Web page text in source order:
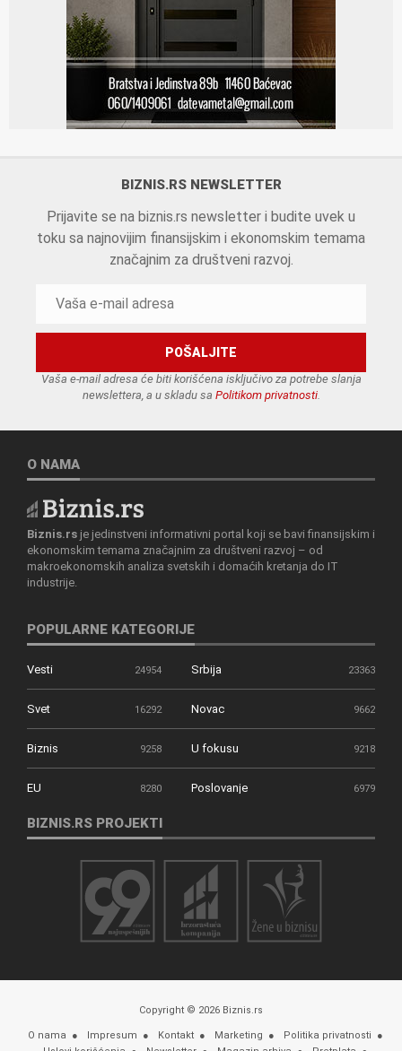
BIZNIS.RS NEWSLETTER
Prijavite se na biznis.rs newsletter i budite uvek u
toku sa najnovijim finansijskim i ekonomskim temama
značajnim za društveni razvoj.
Vaša e-mail adresa će biti korišćena isključivo za potrebe slanja
newslettera, a u skladu sa Politikom privatnosti.
O NAMA
Biznis.rs je jedinstveni informativni portal koji se bavi finansijskim i
ekonomskim temama značajnim za društveni razvoj – od
makroekonomskih analiza svetskih i domaćih kretanja do IT
industrije.
POPULARNE KATEGORIJE
Vesti 24954 Srbija 23363
Svet 16292 Novac 9662
Biznis 9258 U fokusu 9218
EU 8280 Poslovanje 6979
BIZNIS.RS PROJEKTI
Copyright © 2026 Biznis.rs
O nama Impresum Kontakt Marketing
Politika privatnosti